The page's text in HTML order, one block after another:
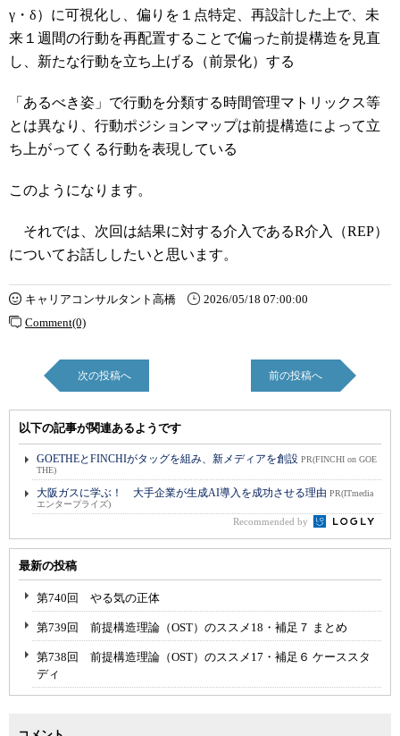
γ・δ）に可視化し、偏りを１点特定、再設計した上で、未
来１週間の行動を再配置することで偏った前提構造を見直
し、新たな行動を立ち上げる（前景化）する
「あるべき姿」で行動を分類する時間管理マトリックス等
とは異なり、行動ポジションマップは前提構造によって立
ち上がってくる行動を表現している
このようになります。
それでは、次回は結果に対する介入であるR介入（REP）
についてお話ししたいと思います。
キャリアコンサルタント高橋
2026/05/18 07:00:00
Comment(0)
次の投稿へ 前の投稿へ
以下の記事が関連あるようです
GOETHEとFINCHIがタッグを組み、新メディアを創設 PR(FINCHI on GOE
THE)
大阪ガスに学ぶ！ 大手企業が生成AI導入を成功させる理由 PR(ITmedia
エンタープライズ)
Recommended by
最新の投稿
第740回 やる気の正体
第739回 前提構造理論（OST）のススメ18・補足７ まとめ
第738回 前提構造理論（OST）のススメ17・補足６ ケーススタ
ディ